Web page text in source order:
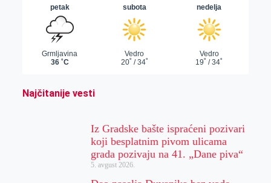
Najčitanije vesti
Iz Gradske bašte ispraćeni pozivari
koji besplatnim pivom ulicama
grada pozivaju na 41. „Dane piva“
5. avgust 2026.